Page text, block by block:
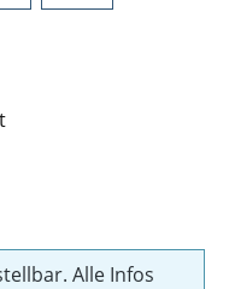
Alle Infos